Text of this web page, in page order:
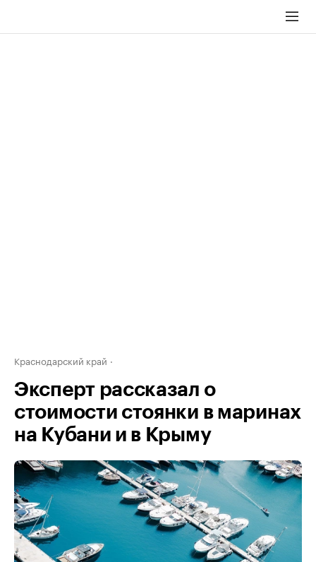
Краснодарский край
Эксперт рассказал о
стоимости стоянки в маринах
на Кубани и в Крыму